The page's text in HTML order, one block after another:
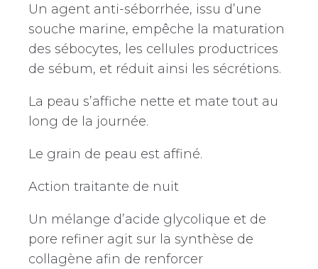
Un agent anti-séborrhée, issu d’une
souche marine, empêche la maturation
des sébocytes, les cellules productrices
de sébum, et réduit ainsi les sécrétions.
La peau s’affiche nette et mate tout au
long de la journée.
Le grain de peau est affiné.
Action traitante de nuit
Un mélange d’acide glycolique et de
pore refiner agit sur la synthèse de
collagène afin de renforcer